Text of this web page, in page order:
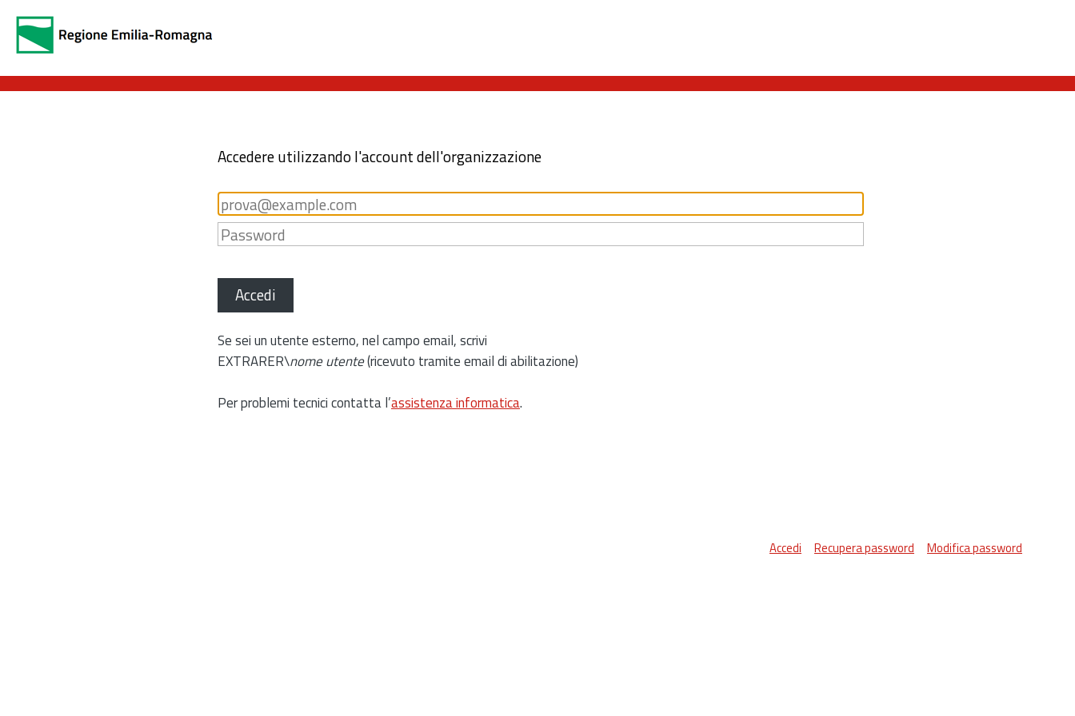
Accedere utilizzando l'account dell'organizzazione
Accedi
Se sei un utente esterno, nel campo email, scrivi
EXTRARER\nome utente(ricevuto tramite email di abilitazione)
Per problemi tecnici contatta l’assistenza informatica.
Accedi Recupera password Modifica password